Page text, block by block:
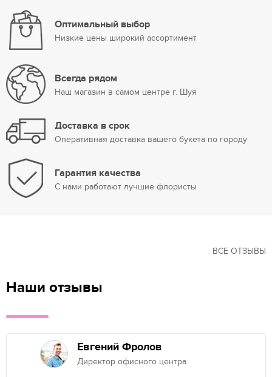
Оптимальный выбор
Низкие цены широкий ассортимент
Всегда рядом
Наш магазин в самом центре г. Шуя
Доставка в срок
Оперативная доставка вашего букета по городу
Гарантия качества
С нами работают лучшие флористы
Наши отзывы
ВСЕ ОТЗЫВЫ
Евгений Фролов
Директор офисного центра